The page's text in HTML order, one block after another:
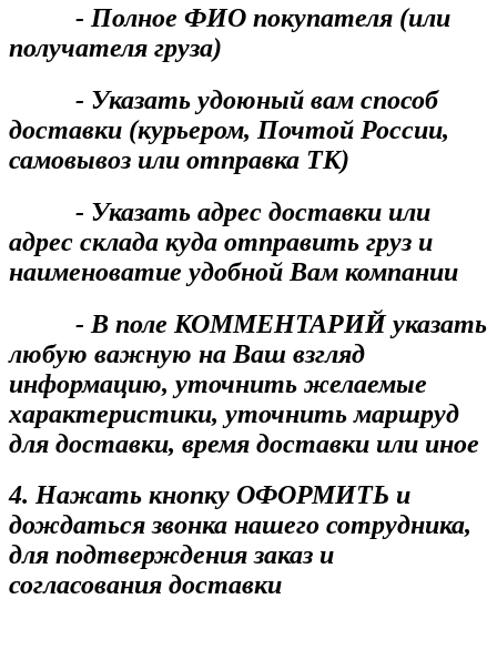
- Полное ФИО покупателя (или
получателя груза)
- Указать удоюный вам способ
доставки (курьером, Почтой России,
самовывоз или отправка ТК)
- Указать адрес доставки или
адрес склада куда отправить груз и
наименоватие удобной Вам компании
- В поле КОММЕНТАРИЙ указать
любую важную на Ваш взгляд
информацию, уточнить желаемые
характеристики, уточнить маршруд
для доставки, время доставки или иное
4. Нажать кнопку ОФОРМИТЬ и
дождаться звонка нашего сотрудника,
для подтверждения заказ и
согласования доставки